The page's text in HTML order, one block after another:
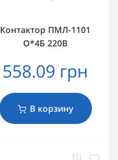
Контактор ПМЛ-1101
О*4Б 220В
558.09 грн
В корзину